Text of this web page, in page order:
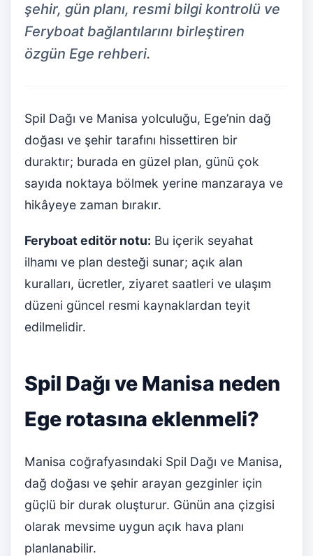
şehir, gün planı, resmi bilgi kontrolü ve
Feryboat bağlantılarını birleştiren
özgün Ege rehberi.
Spil Dağı ve Manisa yolculuğu, Ege’nin dağ
doğası ve şehir tarafını hissettiren bir
duraktır; burada en güzel plan, günü çok
sayıda noktaya bölmek yerine manzaraya ve
hikâyeye zaman bırakır.
Feryboat editör notu: Bu içerik seyahat
ilhamı ve plan desteği sunar; açık alan
kuralları, ücretler, ziyaret saatleri ve ulaşım
düzeni güncel resmi kaynaklardan teyit
edilmelidir.
Spil Dağı ve Manisa neden
Ege rotasına eklenmeli?
Manisa coğrafyasındaki Spil Dağı ve Manisa,
dağ doğası ve şehir arayan gezginler için
güçlü bir durak oluşturur. Günün ana çizgisi
olarak mevsime uygun açık hava planı
planlanabilir.